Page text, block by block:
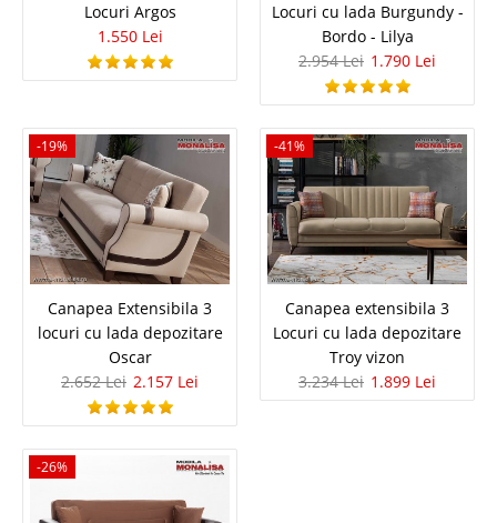
3.588 Lei
2.299 Lei
Stoc Epuizat - Indisponibil
-9%
Canapea Extensibila 2 Locuri
Cassandra
Canapea extensibila ieftina pret mic - Cassandra 2 Locuri Va
Super Twist click AICI! Va propunem o canapea extensibila mica ce
surprinde prin utilitate, confort si un raport calitate - pret optim. ..
Locuri Argos
1.550 Lei
Locuri cu lada Burgundy -
Bordo - Lilya
2.954 Lei 1.790 Lei
-19%
Canapea Extensibila 3
locuri cu lada depozitare
Oscar
2.652 Lei 2.157 Lei
-41%
Canapea extensibila 3
Locuri cu lada depozitare
Troy vizon
3.234 Lei 1.899 Lei
-26%